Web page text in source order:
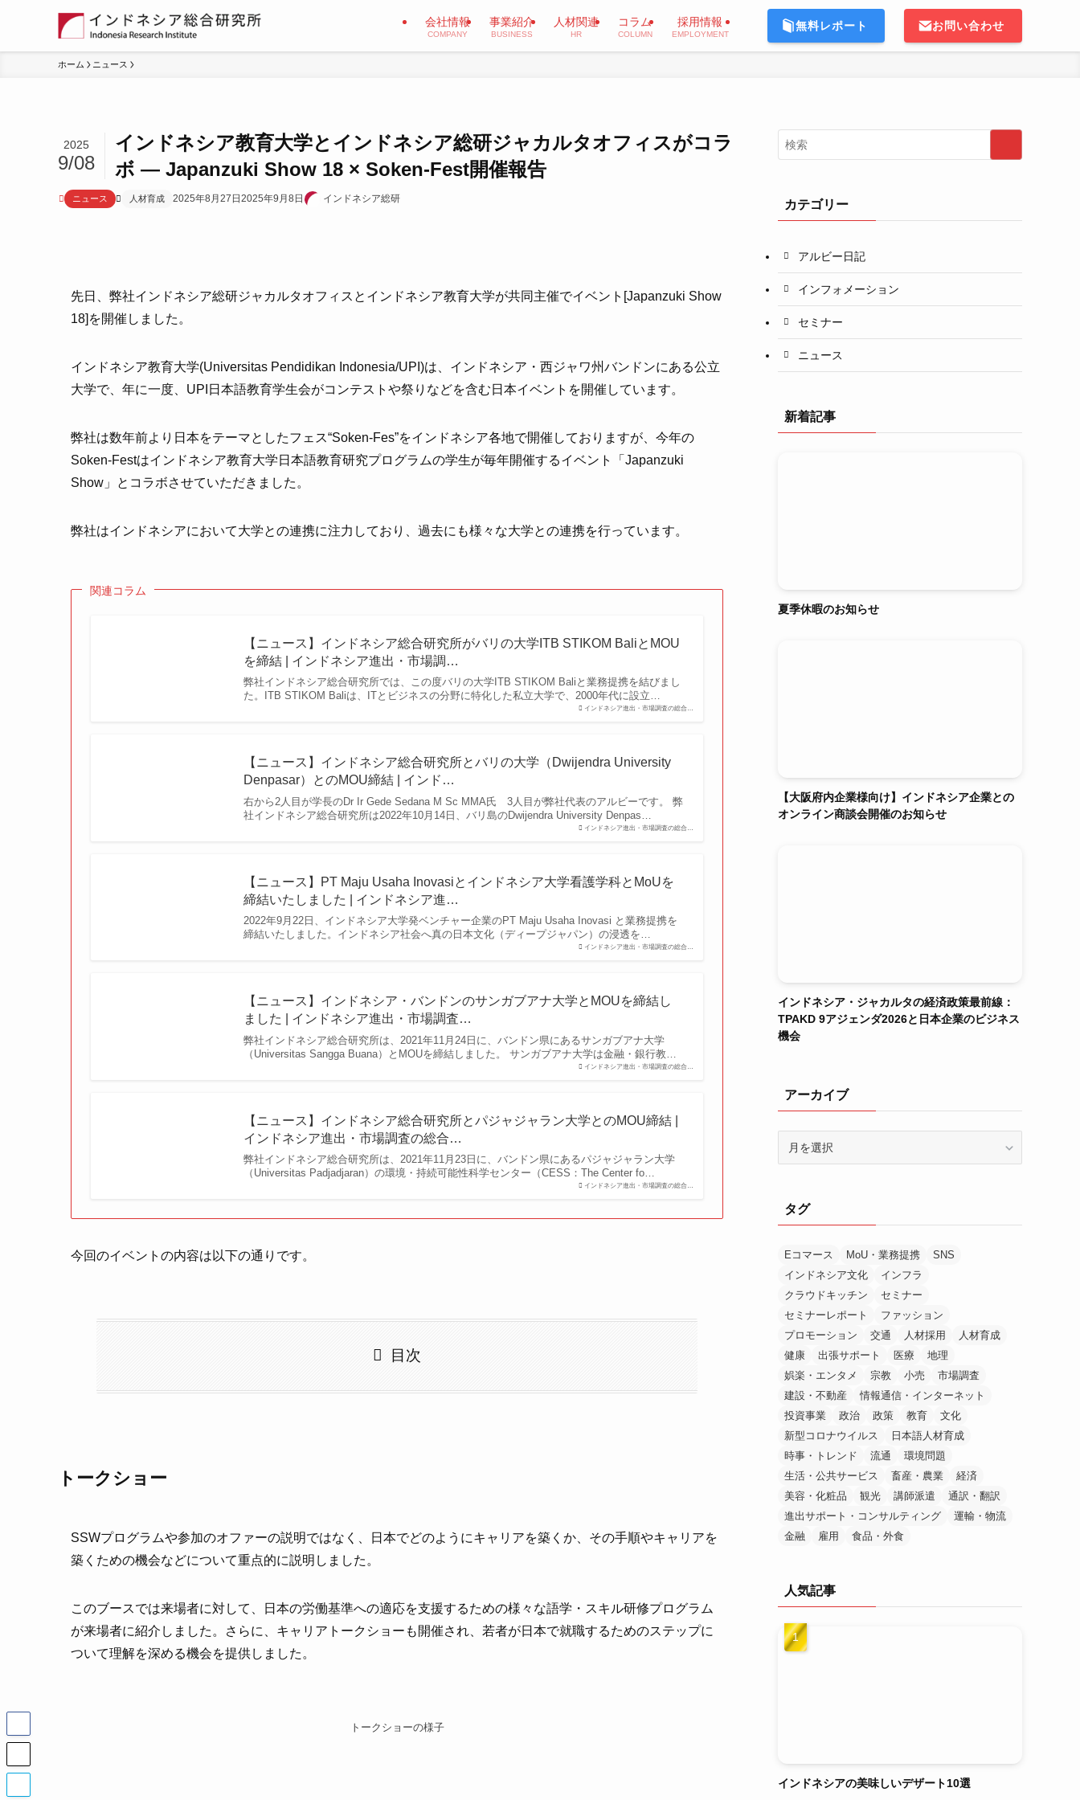
会社情報
COMPANY
事業紹介
BUSINESS
人材関連
HR
コラム
COLUMN
採用情報
EMPLOYMENT
無料レポート お問い合わせ
ホーム ニュース
インドネシア教育大学とインドネシア総研ジャカルタオフィスがコラ
ボ ― Japanzuki Show 18 × Soken-Fest開催報告
2025
9/08
ニュース 人材育成 2025年8月27日 2025年9月8日 インドネシア総研
先日、弊社インドネシア総研ジャカルタオフィスとインドネシア教育大学が共同主催でイベント[Japanzuki Show
18]を開催しました。
インドネシア教育大学(Universitas Pendidikan Indonesia/UPI)は、インドネシア・西ジャワ州バンドンにある公立
大学で、年に一度、UPI日本語教育学生会がコンテストや祭りなどを含む日本イベントを開催しています。
弊社は数年前より日本をテーマとしたフェス“Soken-Fes”をインドネシア各地で開催しておりますが、今年の
Soken-Festはインドネシア教育大学日本語教育研究プログラムの学生が毎年開催するイベント「Japanzuki
Show」とコラボさせていただきました。
弊社はインドネシアにおいて大学との連携に注力しており、過去にも様々な大学との連携を行っています。
関連コラム
インドネシア進出・市場調査の総合…
【ニュース】インドネシア総合研究所がバリの大学ITB STIKOM BaliとMOU
を締結 | インドネシア進出・市場調…
弊社インドネシア総合研究所では、この度バリの大学ITB STIKOM Baliと業務提携を結びまし
た。ITB STIKOM Baliは、ITとビジネスの分野に特化した私立大学で、2000年代に設立…
インドネシア進出・市場調査の総合…
【ニュース】インドネシア総合研究所とバリの大学（Dwijendra University
Denpasar）とのMOU締結 | インド…
右から2人目が学長のDr Ir Gede Sedana M Sc MMA氏 3人目が弊社代表のアルビーです。 弊
社インドネシア総合研究所は2022年10月14日、バリ島のDwijendra University Denpas…
インドネシア進出・市場調査の総合…
【ニュース】PT Maju Usaha Inovasiとインドネシア大学看護学科とMoUを
締結いたしました | インドネシア進…
2022年9月22日、インドネシア大学発ベンチャー企業のPT Maju Usaha Inovasi と業務提携を
締結いたしました。インドネシア社会へ真の日本文化（ディープジャパン）の浸透を…
インドネシア進出・市場調査の総合…
【ニュース】インドネシア・バンドンのサンガブアナ大学とMOUを締結し
ました | インドネシア進出・市場調査…
弊社インドネシア総合研究所は、2021年11月24日に、バンドン県にあるサンガブアナ大学
（Universitas Sangga Buana）とMOUを締結しました。 サンガブアナ大学は金融・銀行教…
インドネシア進出・市場調査の総合…
【ニュース】インドネシア総合研究所とパジャジャラン大学とのMOU締結 |
インドネシア進出・市場調査の総合…
弊社インドネシア総合研究所は、2021年11月23日に、バンドン県にあるパジャジャラン大学
（Universitas Padjadjaran）の環境・持続可能性科学センター（CESS：The Center fo…
今回のイベントの内容は以下の通りです。
目次
トークショー
SSWプログラムや参加のオファーの説明ではなく、日本でどのようにキャリアを築くか、その手順やキャリアを
築くための機会などについて重点的に説明しました。
このブースでは来場者に対して、日本の労働基準への適応を支援するための様々な語学・スキル研修プログラム
が来場者に紹介しました。さらに、キャリアトークショーも開催され、若者が日本で就職するためのステップに
ついて理解を深める機会を提供しました。
トークショーの様子
カテゴリー
アルビー日記
インフォメーション
セミナー
ニュース
新着記事
夏季休暇のお知らせ
【大阪府内企業様向け】インドネシア企業との
オンライン商談会開催のお知らせ
インドネシア・ジャカルタの経済政策最前線：
TPAKD 9アジェンダ2026と日本企業のビジネス
機会
アーカイブ
ブタグ
Eコマース MoU・業務提携
SNS
インドネシア文化
インフラ
クラウドキッチン
セミナー
セミナーレポート
ファッション
プロモーション
交通 人材採用
人材育成
健康
出張サポート 医療
地理
娯楽・エンタメ
宗教 小売
市場調査
建設・不動産
情報通信・インターネット
投資事業
政治 政策 教育
文化
新型コロナウイルス
日本語人材育成
時事・トレンド
流通
環境問題
生活・公共サービス
畜産・農業
経済
美容・化粧品
観光 講師派遣
通訳・翻訳
進出サポート・コンサルティング
運輸・物流
金融
雇用 食品・外食
人気記事
インドネシアの美味しいデザート10選